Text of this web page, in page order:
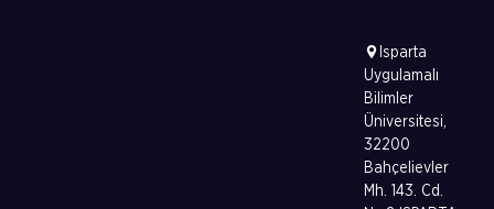
Isparta
Uygulamalı
Bilimler
Üniversitesi,
32200
Bahçelievler
Mh. 143. Cd.